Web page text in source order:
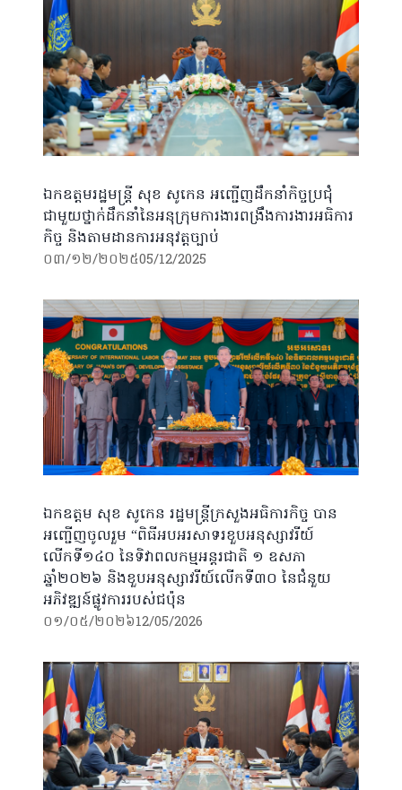
ឯកឧត្តមរដ្ឋមន្ត្រី សុខ សូកេន អញ្ជើញដឹកនាំកិច្ចប្រជុំ
ជាមួយថ្នាក់ដឹកនាំនៃអនុក្រុមការងារពង្រឹងការងារអធិការ
កិច្ច និងតាមដានការអនុវត្តច្បាប់
០៣/១២/២០២៥05/12/2025
ឯកឧត្តម សុខ សូកេន រដ្ឋមន្ត្រីក្រសួងអធិការកិច្ច បាន
អញ្ជើញចូលរួម “ពិធីអបអរសាទរខួបអនុស្សាវរីយ៍
លើកទី១៤០ នៃទិវាពលកម្មអន្តរជាតិ ១ ឧសភា
ឆ្នាំ២០២៦ និងខួបអនុស្សាវរីយ៍លើកទី៣០ នៃជំនួយ
អភិវឌ្ឍន៍ផ្លូវការរបស់ជប៉ុន
០១/០៥/២០២៦12/05/2026